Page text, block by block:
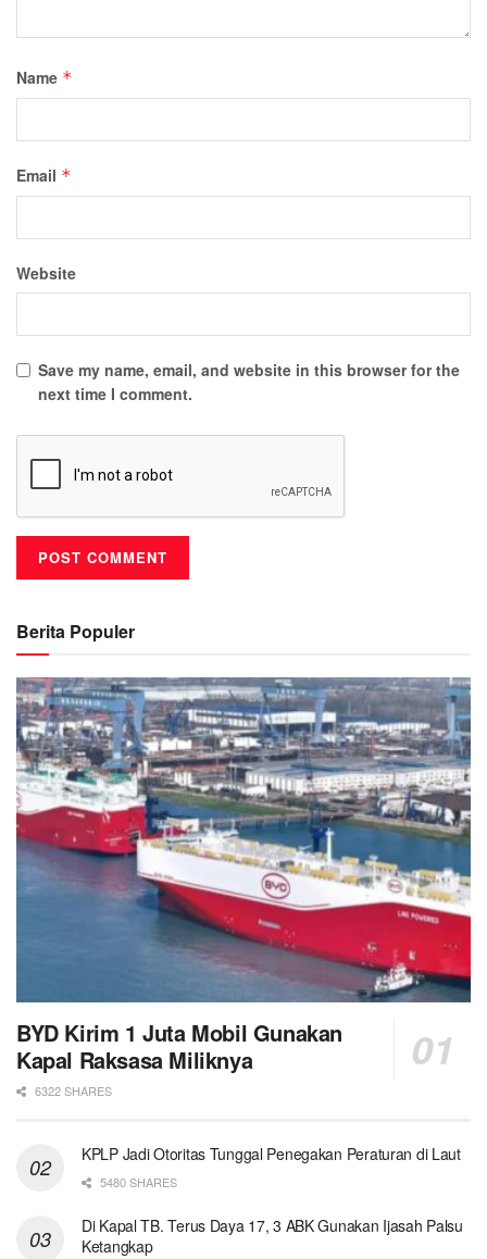
Name *
Email *
Website
Save my name, email, and website in this browser for the
next time I comment.
Berita Populer
BYD Kirim 1 Juta Mobil Gunakan
Kapal Raksasa Miliknya
6322 SHARES
KPLP Jadi Otoritas Tunggal Penegakan Peraturan di Laut
5480 SHARES
Di Kapal TB. Terus Daya 17, 3 ABK Gunakan Ijasah Palsu
Ketangkap